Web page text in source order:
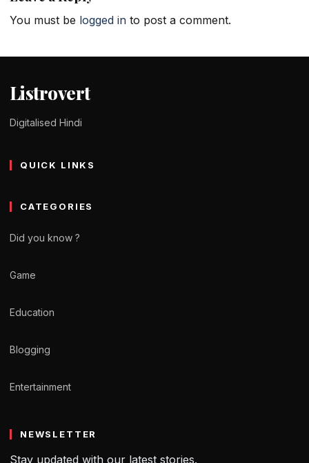
You must be logged in to post a comment.
Listrovert
Digitalised Hindi
QUICK LINKS
CATEGORIES
Did you know ?
Game
Education
Blogging
Entertainment
NEWSLETTER
Stay updated with our latest stories.